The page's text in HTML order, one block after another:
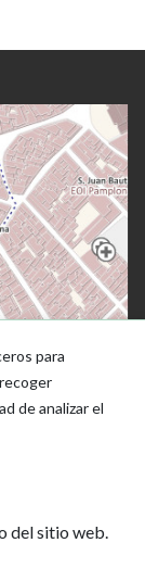
para
de analizar el
del sitio web.